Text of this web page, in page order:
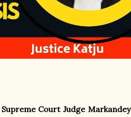
Supreme Court Judge Markandey